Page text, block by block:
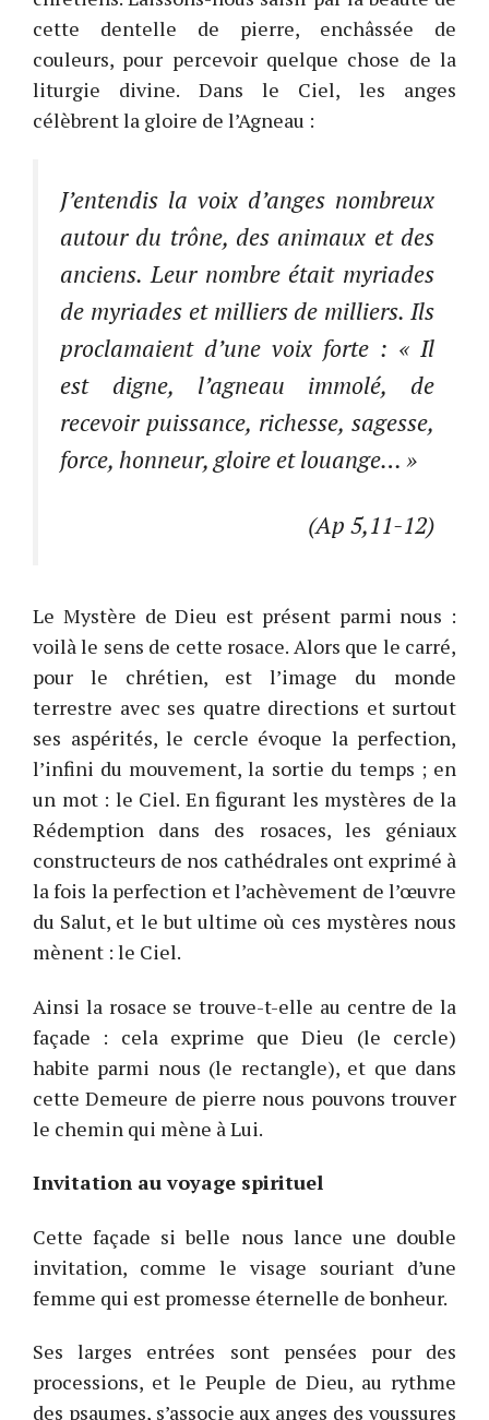
cette dentelle de pierre, enchâssée de
couleurs, pour percevoir quelque chose de la
liturgie divine. Dans le Ciel, les anges
célèbrent la gloire de l’Agneau :
J’entendis la voix d’anges nombreux
autour du trône, des animaux et des
anciens. Leur nombre était myriades
de myriades et milliers de milliers. Ils
proclamaient d’une voix forte : « Il
est digne, l’agneau immolé, de
recevoir puissance, richesse, sagesse,
force, honneur, gloire et louange… »
(Ap 5,11-12)
Le Mystère de Dieu est présent parmi nous :
voilà le sens de cette rosace. Alors que le carré,
pour le chrétien, est l’image du monde
terrestre avec ses quatre directions et surtout
ses aspérités, le cercle évoque la perfection,
l’infini du mouvement, la sortie du temps ; en
un mot : le Ciel. En figurant les mystères de la
Rédemption dans des rosaces, les géniaux
constructeurs de nos cathédrales ont exprimé à
la fois la perfection et l’achèvement de l’œuvre
du Salut, et le but ultime où ces mystères nous
mènent : le Ciel.
Ainsi la rosace se trouve-t-elle au centre de la
façade : cela exprime que Dieu (le cercle)
habite parmi nous (le rectangle), et que dans
cette Demeure de pierre nous pouvons trouver
le chemin qui mène à Lui.
Invitation au voyage spirituel
Cette façade si belle nous lance une double
invitation, comme le visage souriant d’une
femme qui est promesse éternelle de bonheur.
Ses larges entrées sont pensées pour des
processions, et le Peuple de Dieu, au rythme
des psaumes, s’associe aux anges des voussures